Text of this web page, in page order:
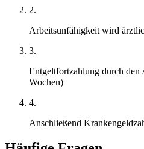
2.
Arbeitsunfähigkeit wird
3.
Entgeltfortzahlung durch den
Wochen)
4.
Anschließend